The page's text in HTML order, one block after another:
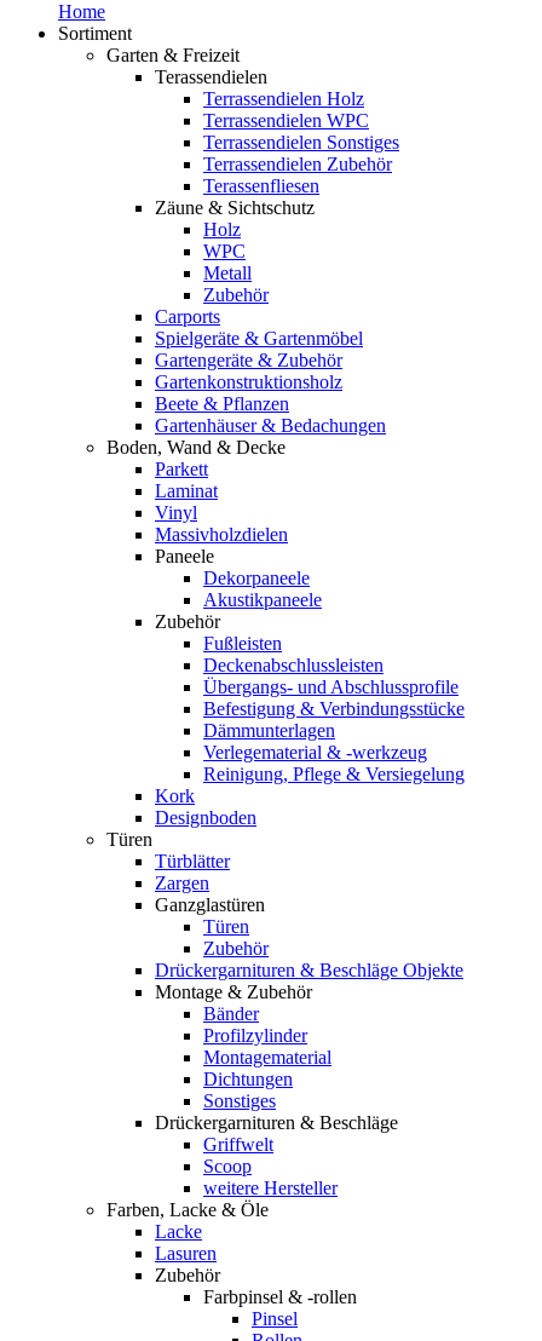
Home
Sortiment
Garten & Freizeit
Terassendielen
Terrassendielen Holz
Terrassendielen WPC
Terrassendielen Sonstiges
Terrassendielen Zubehör
Terassenfliesen
Zäune & Sichtschutz
Holz
WPC
Metall
Zubehör
Carports
Spielgeräte & Gartenmöbel
Gartengeräte & Zubehör
Gartenkonstruktionsholz
Beete & Pflanzen
Gartenhäuser & Bedachungen
Boden, Wand & Decke
Parkett
Laminat
Vinyl
Massivholzdielen
Paneele
Dekorpaneele
Akustikpaneele
Zubehör
Fußleisten
Deckenabschlussleisten
Übergangs- und Abschlussprofile
Befestigung & Verbindungsstücke
Dämmunterlagen
Verlegematerial & -werkzeug
Reinigung, Pflege & Versiegelung
Kork
Designboden
Türen
Türblätter
Zargen
Ganzglastüren
Türen
Zubehör
Drückergarnituren & Beschläge Objekte
Montage & Zubehör
Bänder
Profilzylinder
Montagematerial
Dichtungen
Sonstiges
Drückergarnituren & Beschläge
Griffwelt
Scoop
weitere Hersteller
Farben, Lacke & Öle
Lacke
Lasuren
Zubehör
Farbpinsel & -rollen
Pinsel